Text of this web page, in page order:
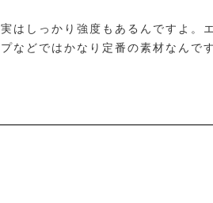
はしっかり強度もあるんですよ。
などではかなり定番の素材なんです